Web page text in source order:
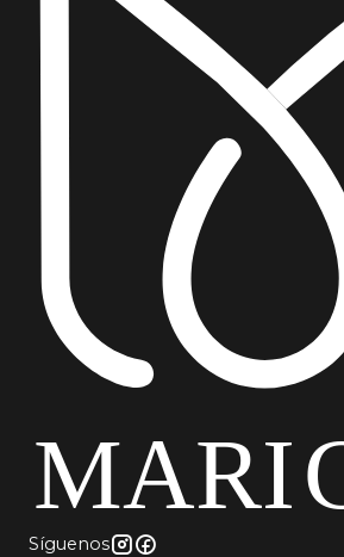
Síguenos